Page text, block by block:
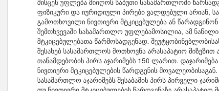
მისცეს უფლება მიიღოს საბუთი სასამართლოში
ფიზიკური და იურიდიული პირები ვალდებული არიან,
გამოთხოვილი ნივთიერი მტკიცებულება ან
შემთხვევაში სასამართლო უფლებამოსილია, ამ
მტკიცებულებათა წარმოსადგენად.
შესახებ სასამართლოს მოთხოვნა არასაპატიო
თანამდებობის პირს აჯარიმებს 150 ლარით.
ნივთიერი მტკიცებულების წარდგენის
სასამართლო აჯარიმებს შესაბამის პირს პირველი